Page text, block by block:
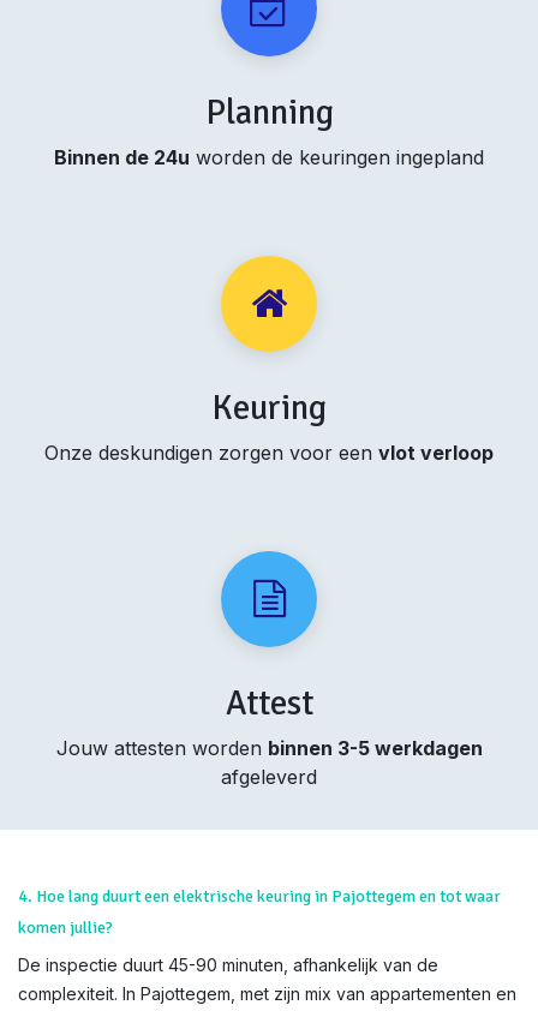
Planning
Binnen de 24u worden de keuringen ingepland
Keuring
Onze deskundigen zorgen voor een vlot verloop
Attest
Jouw attesten worden binnen 3-5 werkdagen
afgeleverd
4. Hoe lang duurt een elektrische keuring in Pajottegem en tot waar
komen jullie?
De inspectie duurt 45-90 minuten, afhankelijk van de
complexiteit. In Pajottegem, met zijn mix van appartementen en